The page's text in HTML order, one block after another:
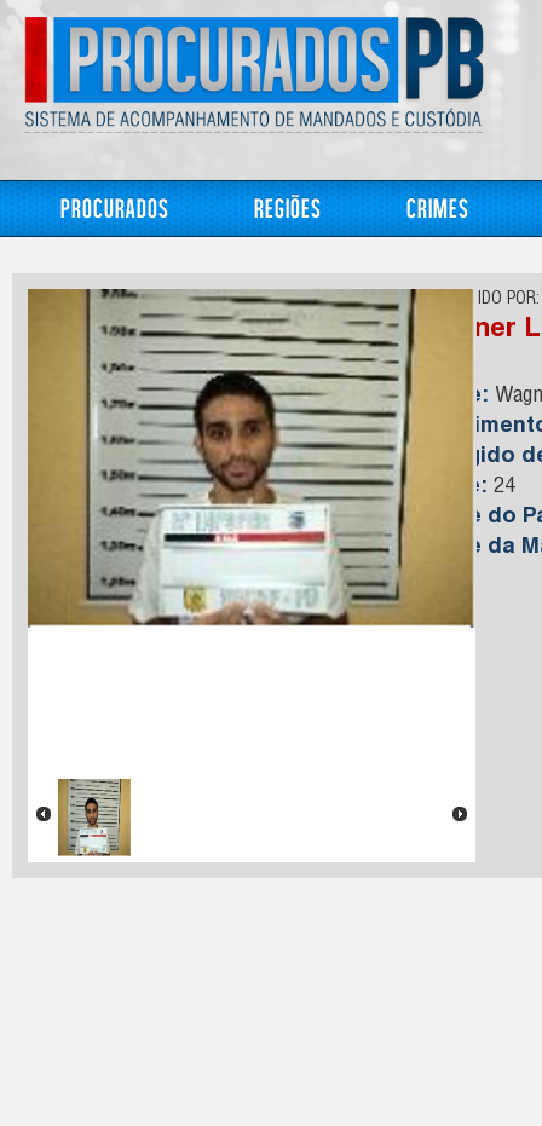
Procurados Regiões Crimes
CONHECIDO POR:
Wagner
Nome:
Foragido
Idade: 24
Nome do
Nome da